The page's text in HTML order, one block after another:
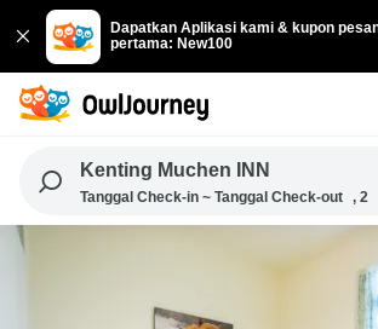
Dapatkan Aplikasi kami & kupon
pertama: New100
Kenting Muchen INN
Tanggal Check-in ~ Tanggal Check-out , 2